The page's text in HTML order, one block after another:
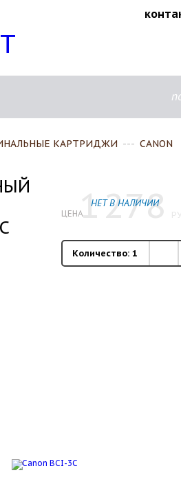
КАРТРИДЖИ --- CANON
ЦЕНА1278
НЕТ В НАЛИЧИИ
Количество: 1